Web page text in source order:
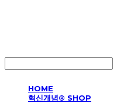
HOME
혁신개념® SHOP